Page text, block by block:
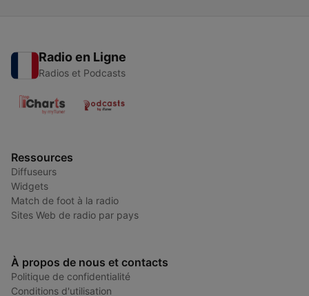
Radio en Ligne
Radios et Podcasts
Ressources
Diffuseurs
Widgets
Match de foot à la radio
Sites Web de radio par pays
À propos de nous et contacts
Politique de confidentialité
Conditions d'utilisation